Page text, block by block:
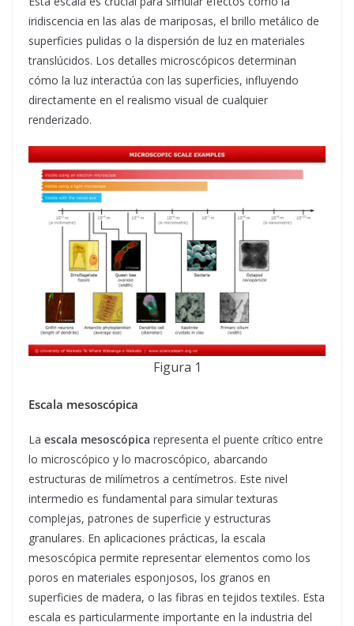
iridiscencia en las alas de mariposas, el brillo metálico de
superficies pulidas o la dispersión de luz en materiales
translúcidos. Los detalles microscópicos determinan
cómo la luz interactúa con las superficies, influyendo
directamente en el realismo visual de cualquier
renderizado.
Figura 1
Escala mesoscópica
La escala mesoscópica representa el puente crítico entre
lo microscópico y lo macroscópico, abarcando
estructuras de milímetros a centímetros. Este nivel
intermedio es fundamental para simular texturas
complejas, patrones de superficie y estructuras
granulares. En aplicaciones prácticas, la escala
mesoscópica permite representar elementos como los
poros en materiales esponjosos, los granos en
superficies de madera, o las fibras en tejidos textiles. Esta
escala es particularmente importante en la industria del